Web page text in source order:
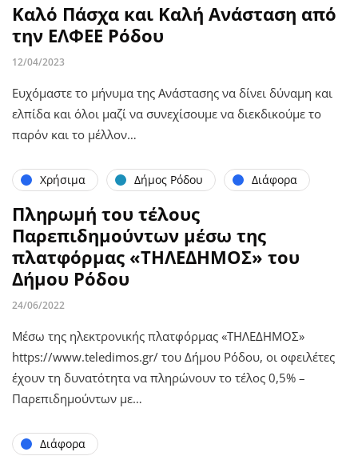
Καλό Πάσχα και Καλή Ανάσταση από
την ΕΛΦΕΕ Ρόδου
12/04/2023
Ευχόμαστε το μήνυμα της Ανάστασης να δίνει δύναμη και
ελπίδα και όλοι μαζί να συνεχίσουμε να διεκδικούμε το
παρόν και το μέλλον…
Χρήσιμα Δήμος Ρόδου Διάφορα
Πληρωμή του τέλους
Παρεπιδημούντων μέσω της
πλατφόρμας «ΤΗΛΕΔΗΜΟΣ» του
Δήμου Ρόδου
24/06/2022
Μέσω της ηλεκτρονικής πλατφόρμας «ΤΗΛΕΔΗΜΟΣ»
https://www.teledimos.gr/ του Δήμου Ρόδου, οι οφειλέτες
έχουν τη δυνατότητα να πληρώνουν το τέλος 0,5% –
Παρεπιδημούντων με…
Διάφορα